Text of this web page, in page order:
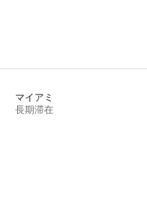
マイアミ
長期滞在